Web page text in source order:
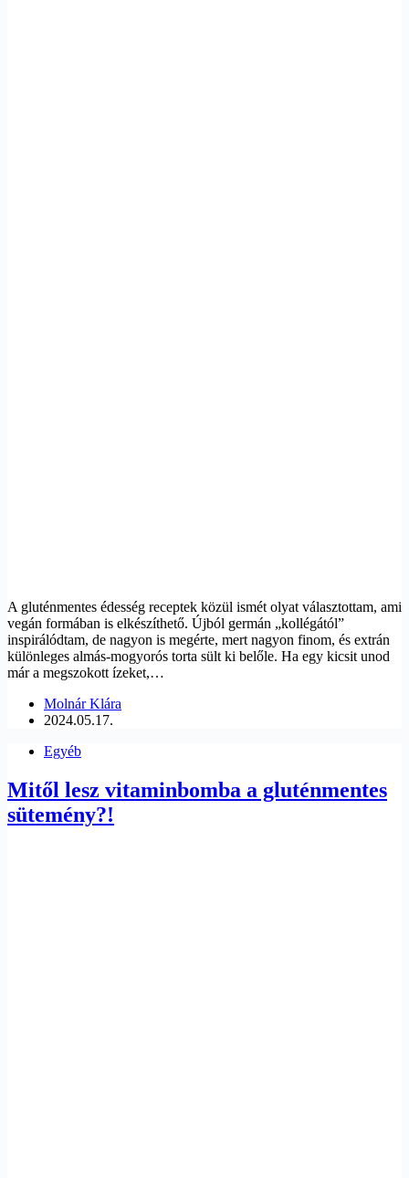
A gluténmentes édesség receptek közül ismét olyat választottam, ami
vegán formában is elkészíthető. Újból germán „kollégától”
inspirálódtam, de nagyon is megérte, mert nagyon finom, és extrán
különleges almás-mogyorós torta sült ki belőle. Ha egy kicsit unod
már a megszokott ízeket,…
Molnár Klára
2024.05.17.
Egyéb
Mitől lesz vitaminbomba a gluténmentes
sütemény?!